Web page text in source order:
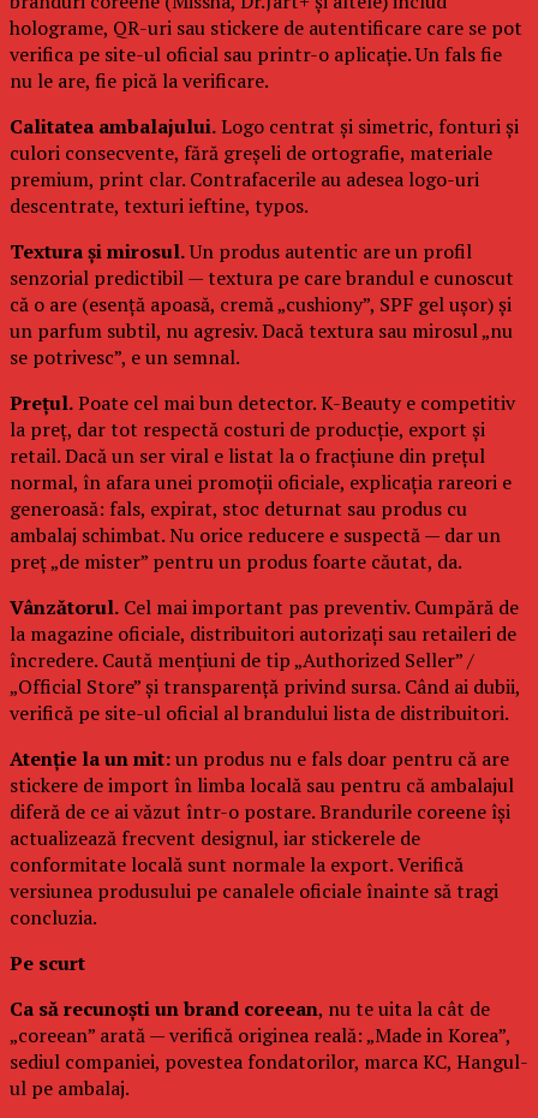
holograme, QR-uri sau stickere de autentificare care se pot
verifica pe site-ul oficial sau printr-o aplicație. Un fals fie
nu le are, fie pică la verificare.
Calitatea ambalajului.Logo centrat și simetric, fonturi și
culori consecvente, fără greșeli de ortografie, materiale
premium, print clar. Contrafacerile au adesea logo-uri
descentrate, texturi ieftine, typos.
Textura și mirosul.Un produs autentic are un profil
senzorial predictibil — textura pe care brandul e cunoscut
că o are (esență apoasă, cremă „cushiony”, SPF gel ușor) și
un parfum subtil, nu agresiv. Dacă textura sau mirosul „nu
se potrivesc”, e un semnal.
Prețul.Poate cel mai bun detector. K-Beauty e competitiv
la preț, dar tot respectă costuri de producție, export și
retail. Dacă un ser viral e listat la o fracțiune din prețul
normal, în afara unei promoții oficiale, explicația rareori e
generoasă: fals, expirat, stoc deturnat sau produs cu
ambalaj schimbat. Nu orice reducere e suspectă — dar un
preț „de mister” pentru un produs foarte căutat, da.
Vânzătorul. Cel mai important pas preventiv. Cumpără de
la magazine oficiale, distribuitori autorizați sau retaileri de
încredere. Caută mențiuni de tip „Authorized Seller” /
„Official Store” și transparență privind sursa. Când ai dubii,
verifică pe site-ul oficial al brandului lista de distribuitori.
Atenție la un mit:un produs nu e fals doar pentru că are
stickere de import în limba locală sau pentru că ambalajul
diferă de ce ai văzut într-o postare. Brandurile coreene își
actualizează frecvent designul, iar stickerele de
conformitate locală sunt normale la export. Verifică
versiunea produsului pe canalele oficiale înainte să tragi
concluzia.
Pe scurt
Ca să recunoști un brand coreean, nu te uita la cât de
„coreean” arată — verifică originea reală: „Made in Korea”,
sediul companiei, povestea fondatorilor, marca KC, Hangul-
ul pe ambalaj.